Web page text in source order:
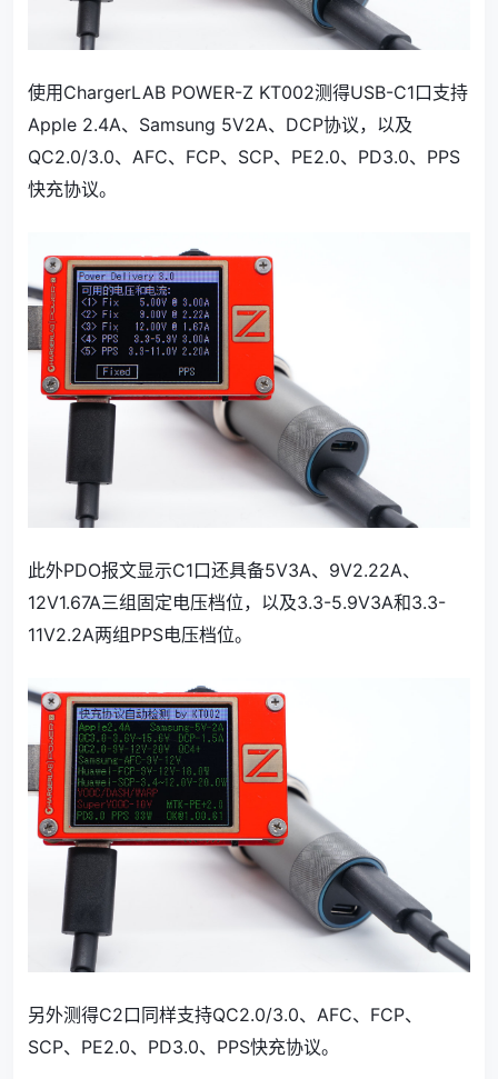
使用ChargerLAB POWER-Z KT002测得USB-C1口支持
Apple 2.4A、Samsung 5V2A、DCP协议，以及
QC2.0/3.0、AFC、FCP、SCP、PE2.0、PD3.0、PPS
快充协议。
此外PDO报文显示C1口还具备5V3A、9V2.22A、
12V1.67A三组固定电压档位，以及3.3-5.9V3A和3.3-
11V2.2A两组PPS电压档位。
另外测得C2口同样支持QC2.0/3.0、AFC、FCP、
SCP、PE2.0、PD3.0、PPS快充协议。